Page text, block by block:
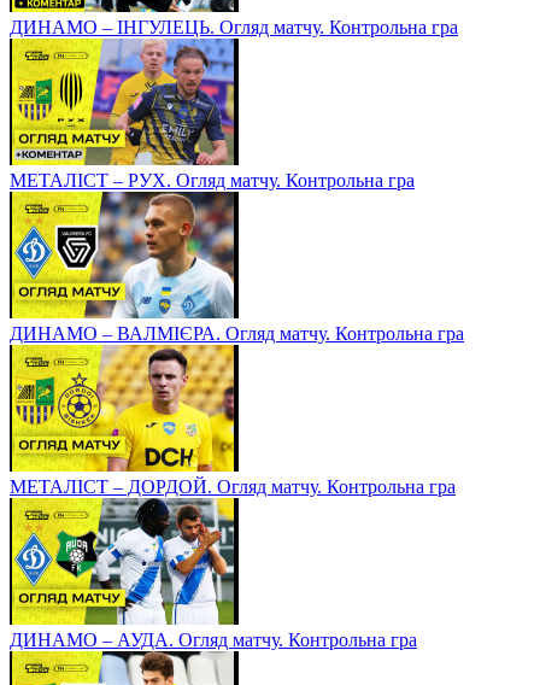
ДИНАМО – ІНГУЛЕЦЬ. Огляд матчу. Контрольна гра
МЕТАЛІСТ – РУХ. Огляд матчу. Контрольна гра
ДИНАМО – ВАЛМІЄРА. Огляд матчу. Контрольна гра
МЕТАЛІСТ – ДОРДОЙ. Огляд матчу. Контрольна гра
ДИНАМО – АУДА. Огляд матчу. Контрольна гра